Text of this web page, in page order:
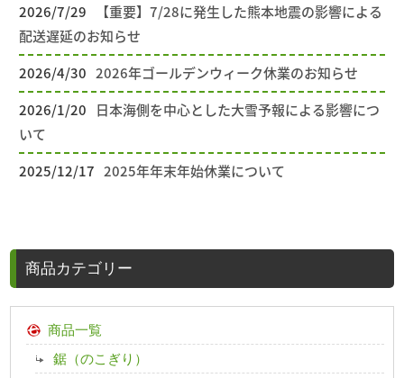
2026/7/29
【重要】7/28に発生した熊本地震の影響による
配送遅延のお知らせ
2026/4/30 2026年ゴールデンウィーク休業のお知らせ
2026/1/20
日本海側を中心とした大雪予報による影響につ
いて
2025/12/17 2025年年末年始休業について
商品カテゴリー
商品一覧
鋸（のこぎり）